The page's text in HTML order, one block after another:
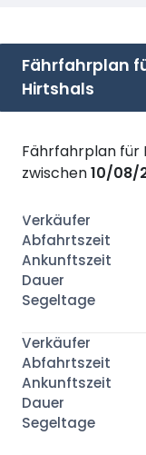
Fährfahrplan
Hirtshals
Fährfahrplan für
zwischen10/08/